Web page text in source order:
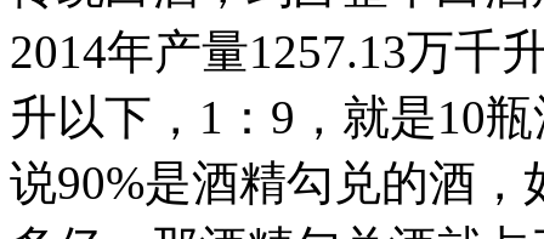
2014年产量1257.13万千
升以下，1：9，就是10
说90%是酒精勾兑的酒